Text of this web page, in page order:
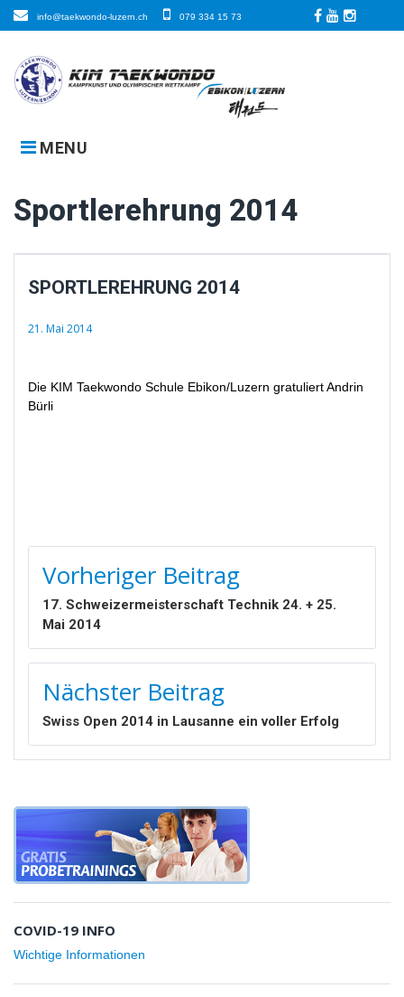
Skip
info@taekwondo-luzern.ch 079 334 15 73
MENU
Sportlerehrung 2014
SPORTLEREHRUNG 2014
21. Mai 2014
Die KIM Taekwondo Schule Ebikon/Luzern gratuliert Andrin
Bürli
Vorheriger Beitrag
17. Schweizermeisterschaft Technik 24. + 25.
Mai 2014
Nächster Beitrag
Swiss Open 2014 in Lausanne ein voller Erfolg
COVID-19 INFO
Wichtige Informationen